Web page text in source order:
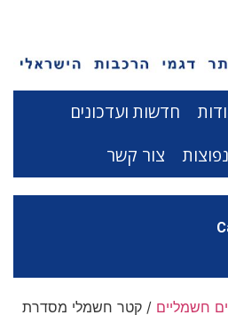
חדשות ועדכונים
צור קשר
חשמליים / קטר חשמלי מסדרת